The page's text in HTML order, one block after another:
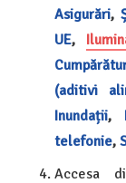
Asigurări,
UE,
(aditivi
Inundații,
telefonie,
Accesa